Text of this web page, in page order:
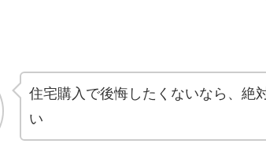
住宅購入で後悔したくないなら、絶
い